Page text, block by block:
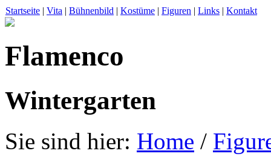
Startseite | Vita | Bühnenbild | Kostüme | Figuren | Links | Kontakt
Flamenco
Wintergarten
Sie sind hier: Home /